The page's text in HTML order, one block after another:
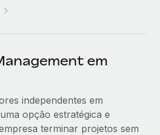
em
independentes em
opção estratégica e
terminar projetos sem